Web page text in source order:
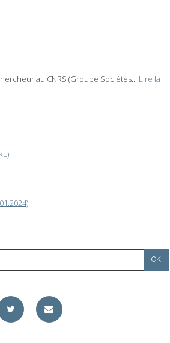
au CNRS (Groupe Sociétés... Lire la